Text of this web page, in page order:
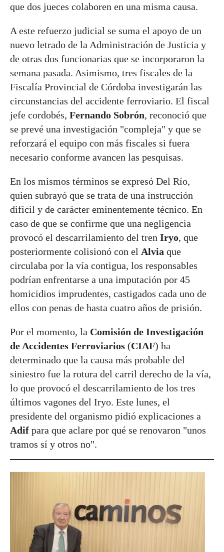
que dos jueces colaboren en una misma causa.
A este refuerzo judicial se suma el apoyo de un
nuevo letrado de la Administración de Justicia y
de otras dos funcionarias que se incorporaron la
semana pasada. Asimismo, tres fiscales de la
Fiscalía Provincial de Córdoba investigarán las
circunstancias del accidente ferroviario. El fiscal
jefe cordobés, Fernando Sobrón, reconoció que
se prevé una investigación "compleja" y que se
reforzará el equipo con más fiscales si fuera
necesario conforme avancen las pesquisas.
En los mismos términos se expresó Del Río,
quien subrayó que se trata de una instrucción
difícil y de carácter eminentemente técnico. En
caso de que se confirme que una negligencia
provocó el descarrilamiento del tren Iryo, que
posteriormente colisionó con el Alvia que
circulaba por la vía contigua, los responsables
podrían enfrentarse a una imputación por 45
homicidios imprudentes, castigados cada uno de
ellos con penas de hasta cuatro años de prisión.
Por el momento, la Comisión de Investigación
de Accidentes Ferroviarios (CIAF) ha
determinado que la causa más probable del
siniestro fue la rotura del carril derecho de la vía,
lo que provocó el descarrilamiento de los tres
últimos vagones del Iryo. Este lunes, el
presidente del organismo pidió explicaciones a
Adif para que aclare por qué se renovaron "unos
tramos sí y otros no".